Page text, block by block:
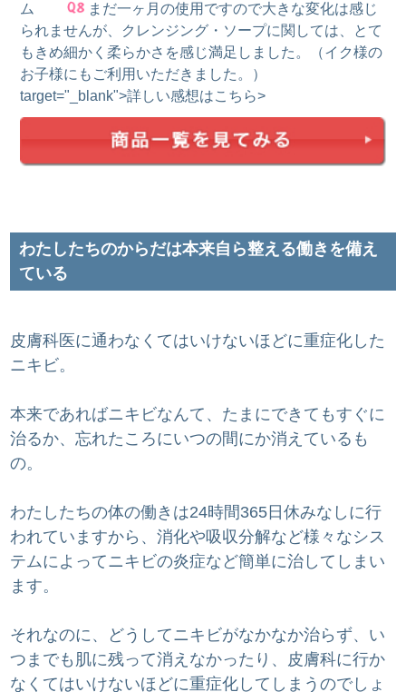
ム
まだ一ヶ月の使用ですので大きな変化は感じ
られませんが、クレンジング・ソープに関しては、とて
もきめ細かく柔らかさを感じ満足しました。（イク様の
お子様にもご利用いただきました。）
target="_blank">詳しい感想はこちら>
わたしたちのからだは本来自ら整える働きを備え
ている
皮膚科医に通わなくてはいけないほどに重症化した
ニキビ。
本来であればニキビなんて、たまにできてもすぐに
治るか、忘れたころにいつの間にか消えているも
の。
わたしたちの体の働きは24時間365日休みなしに行
われていますから、消化や吸収分解など様々なシス
テムによってニキビの炎症など簡単に治してしまい
ます。
それなのに、どうしてニキビがなかなか治らず、い
つまでも肌に残って消えなかったり、皮膚科に行か
なくてはいけないほどに重症化してしまうのでしょ